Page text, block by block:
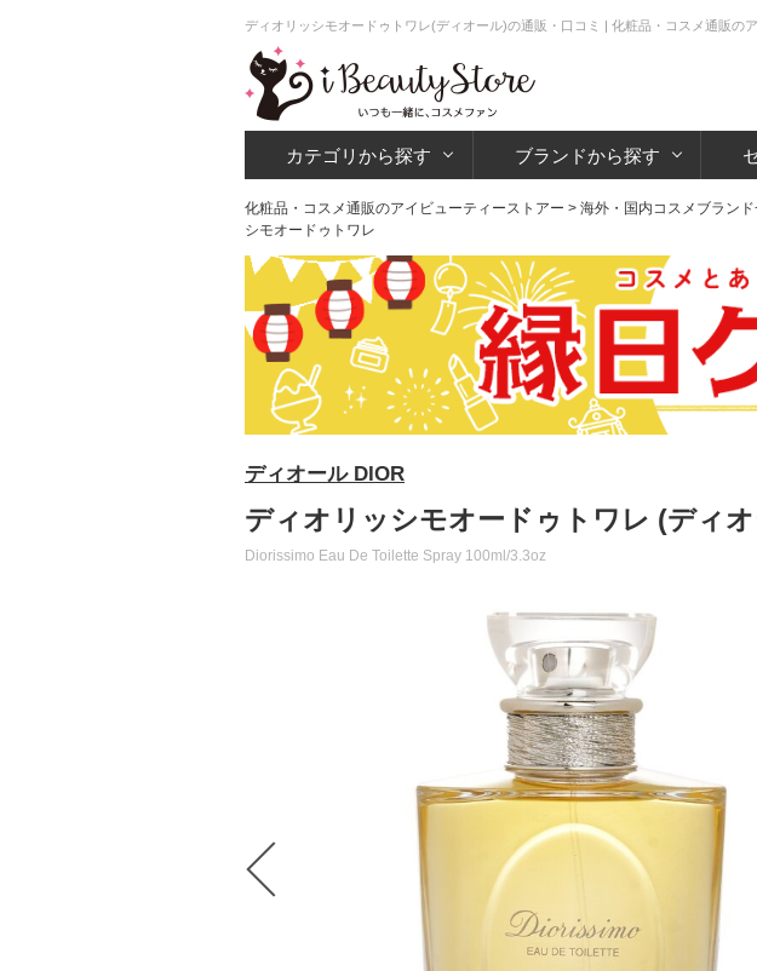
ディオリッシモオードゥトワレ(ディオール)の通販・口コミ | 化粧品・コスメ通販の
カテゴリから探す ブランドから探す
化粧品・コスメ通販のアイビューティーストアー > 海外・国内コスメブラン
シモオードゥトワレ
ディオール DIOR
ディオリッシモオードゥトワレ (ディ
Diorissimo Eau De Toilette Spray 100ml/3.3oz